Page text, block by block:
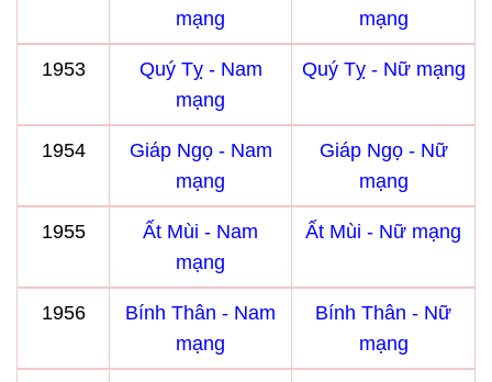
mạng
mạng
1953
Quý Tỵ - Nam
mạng
Quý Tỵ - Nữ mạng
1954
Giáp Ngọ - Nam
mạng
Giáp Ngọ - Nữ
mạng
1955
Ất Mùi - Nam
mạng
Ất Mùi - Nữ mạng
1956
Bính Thân - Nam
mạng
Bính Thân - Nữ
mạng